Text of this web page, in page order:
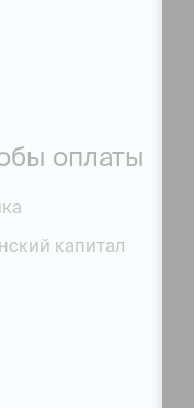
оплаты
капитал